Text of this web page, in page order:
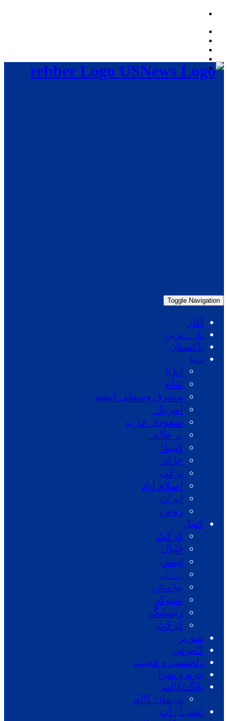
rehber Logo
Toggle Navigation
آغاز
تازہ ترین
پاکستان
دنیا
انڈیا
شام
مشرق وسطی ایشو
امریکہ
سعودی عرب
بر طانیہ
کینیڈا
چا ئنہ
ترکی
اسلام آباد
ایران
روس
کھیل
کرکٹ
فٹبال
ٹینس
ہاکی
بیڈمنٹن
سنوکر
ریسلنگ
کرکٹ
شو بز
کامرس
دلچسپ و عجیب
جرم و سزا
بلاگ/کالمز
مہمان کالم
اشتہا رات